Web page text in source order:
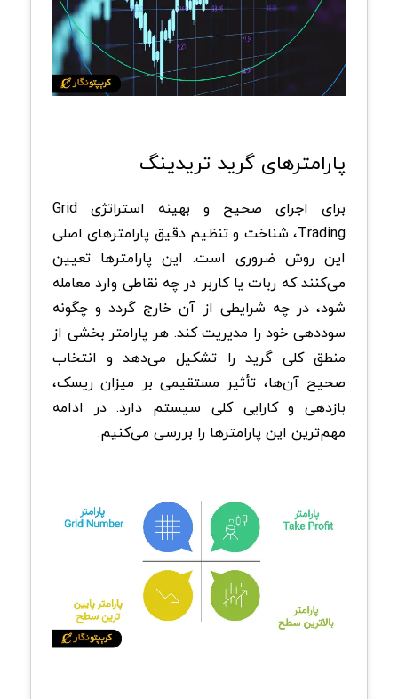
پارامترهای گرید تریدینگ
برای اجرای صحیح و بهینه استراتژی Grid
Trading، شناخت و تنظیم دقیق پارامترهای اصلی
این روش ضروری است. این پارامترها تعیین
می‌کنند که ربات یا کاربر در چه نقاطی وارد معامله
شود، در چه شرایطی از آن خارج گردد و چگونه
سوددهی خود را مدیریت کند. هر پارامتر بخشی از
منطق کلی گرید را تشکیل می‌دهد و انتخاب
صحیح آن‌ها، تأثیر مستقیمی بر میزان ریسک،
بازدهی و کارایی کلی سیستم دارد. در ادامه
مهم‌ترین این پارامترها را بررسی می‌کنیم: